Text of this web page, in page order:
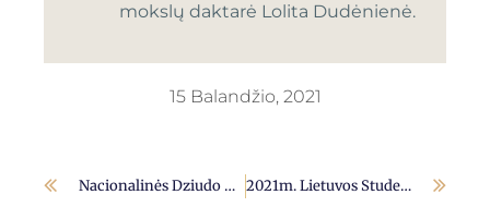
mokslų daktarė Lolita Dudėnienė.
15 Balandžio, 2021
Nacionalinės Dziudo Asociacijos Visuotinis Narių Susirinkimas 2021m. Lietuvos Studentų Ir U18 Čempionatai